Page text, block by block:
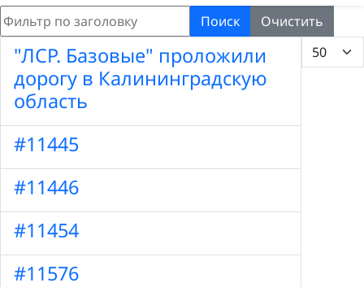
Фильтр по заголовку Поиск
Очистить
Кол-во
"ЛСР. Базовые" проложили
дорогу в Калининградскую
область
#11445
#11446
#11454
#11576